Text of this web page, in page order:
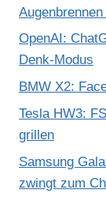
OpenAI:
Denk-Modus
BMW X2:
Tesla HW3:
grillen
Samsung
zwingt zum